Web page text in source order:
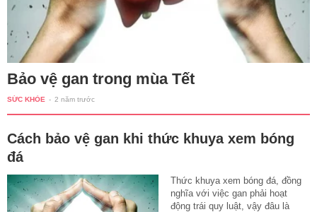
Bảo vệ gan trong mùa Tết
SỨC KHỎE - 2 năm trước
Cách bảo vệ gan khi thức khuya xem bóng
đá
Thức khuya xem bóng đá, đồng
nghĩa với việc gan phải hoạt
động trái quy luật, vậy đâu là